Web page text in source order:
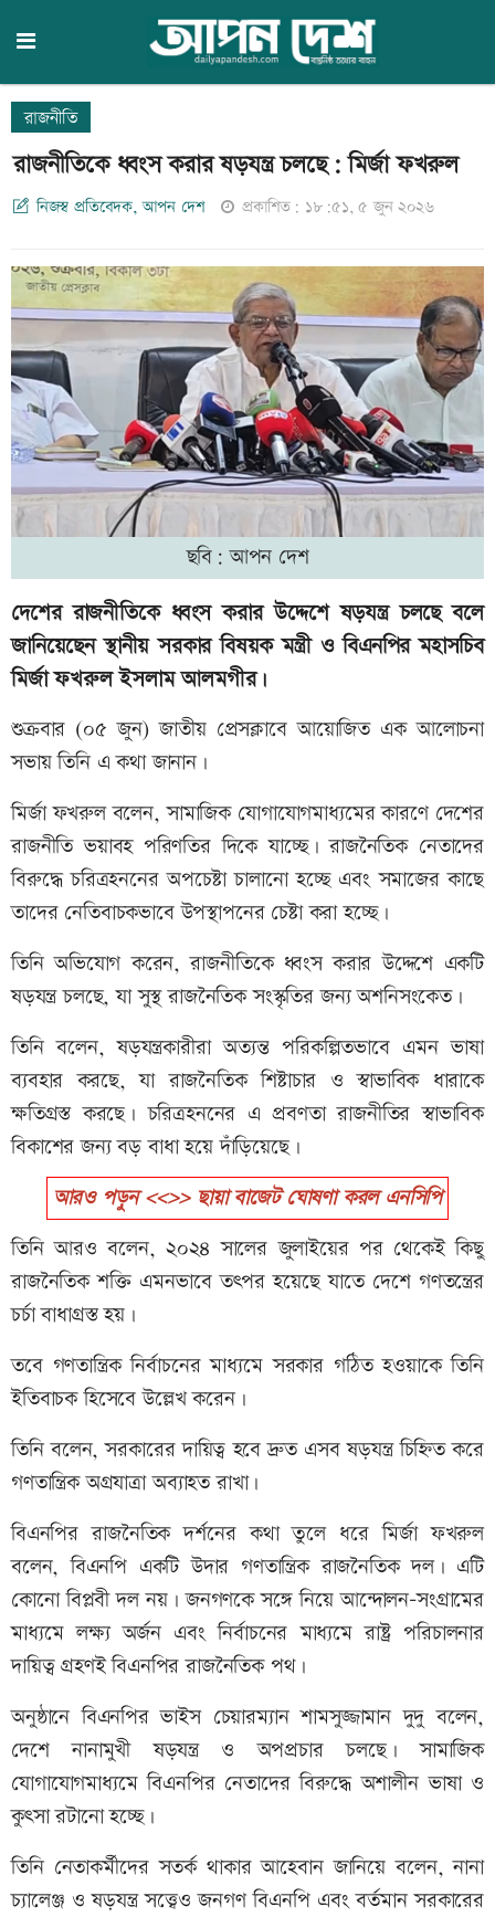
রাজনীতি
রাজনীতিকে ধ্বংস করার ষড়যন্ত্র চলছে: মির্জা ফখরুল
নিজস্ব প্রতিবেদক, আপন দেশ প্রকাশিত: ১৮:৫১, ৫ জুন ২০২৬
ছবি: আপন দেশ
দেশের রাজনীতিকে ধ্বংস করার উদ্দেশে ষড়যন্ত্র চলছে বলে
জানিয়েছেন স্থানীয় সরকার বিষয়ক মন্ত্রী ও বিএনপির মহাসচিব
মির্জা ফখরুল ইসলাম আলমগীর।
শুক্রবার (০৫ জুন) জাতীয় প্রেসক্লাবে আয়োজিত এক আলোচনা
সভায় তিনি এ কথা জানান।
মির্জা ফখরুল বলেন, সামাজিক যোগাযোগমাধ্যমের কারণে দেশের
রাজনীতি ভয়াবহ পরিণতির দিকে যাচ্ছে। রাজনৈতিক নেতাদের
বিরুদ্ধে চরিত্রহননের অপচেষ্টা চালানো হচ্ছে এবং সমাজের কাছে
তাদের নেতিবাচকভাবে উপস্থাপনের চেষ্টা করা হচ্ছে।
তিনি অভিযোগ করেন, রাজনীতিকে ধ্বংস করার উদ্দেশে একটি
ষড়যন্ত্র চলছে, যা সুস্থ রাজনৈতিক সংস্কৃতির জন্য অশনিসংকেত।
তিনি বলেন, ষড়যন্ত্রকারীরা অত্যন্ত পরিকল্পিতভাবে এমন ভাষা
ব্যবহার করছে, যা রাজনৈতিক শিষ্টাচার ও স্বাভাবিক ধারাকে
ক্ষতিগ্রস্ত করছে। চরিত্রহননের এ প্রবণতা রাজনীতির স্বাভাবিক
বিকাশের জন্য বড় বাধা হয়ে দাঁড়িয়েছে।
আরও পড়ুন <<>> ছায়া বাজেট ঘোষণা করল এনসিপি
তিনি আরও বলেন, ২০২৪ সালের জুলাইয়ের পর থেকেই কিছু
রাজনৈতিক শক্তি এমনভাবে তৎপর হয়েছে যাতে দেশে গণতন্ত্রের
চর্চা বাধাগ্রস্ত হয়।
তবে গণতান্ত্রিক নির্বাচনের মাধ্যমে সরকার গঠিত হওয়াকে তিনি
ইতিবাচক হিসেবে উল্লেখ করেন।
তিনি বলেন, সরকারের দায়িত্ব হবে দ্রুত এসব ষড়যন্ত্র চিহ্নিত করে
গণতান্ত্রিক অগ্রযাত্রা অব্যাহত রাখা।
বিএনপির রাজনৈতিক দর্শনের কথা তুলে ধরে মির্জা ফখরুল
বলেন, বিএনপি একটি উদার গণতান্ত্রিক রাজনৈতিক দল। এটি
কোনো বিপ্লবী দল নয়। জনগণকে সঙ্গে নিয়ে আন্দোলন-সংগ্রামের
মাধ্যমে লক্ষ্য অর্জন এবং নির্বাচনের মাধ্যমে রাষ্ট্র পরিচালনার
দায়িত্ব গ্রহণই বিএনপির রাজনৈতিক পথ।
অনুষ্ঠানে বিএনপির ভাইস চেয়ারম্যান শামসুজ্জামান দুদু বলেন,
দেশে নানামুখী ষড়যন্ত্র ও অপপ্রচার চলছে। সামাজিক
যোগাযোগমাধ্যমে বিএনপির নেতাদের বিরুদ্ধে অশালীন ভাষা ও
কুৎসা রটানো হচ্ছে।
তিনি নেতাকর্মীদের সতর্ক থাকার আহেবান জানিয়ে বলেন, নানা
চ্যালেঞ্জ ও ষড়যন্ত্র সত্ত্বেও জনগণ বিএনপি এবং বর্তমান সরকারের